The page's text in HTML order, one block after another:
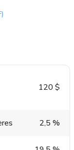
120 $
2,5 %